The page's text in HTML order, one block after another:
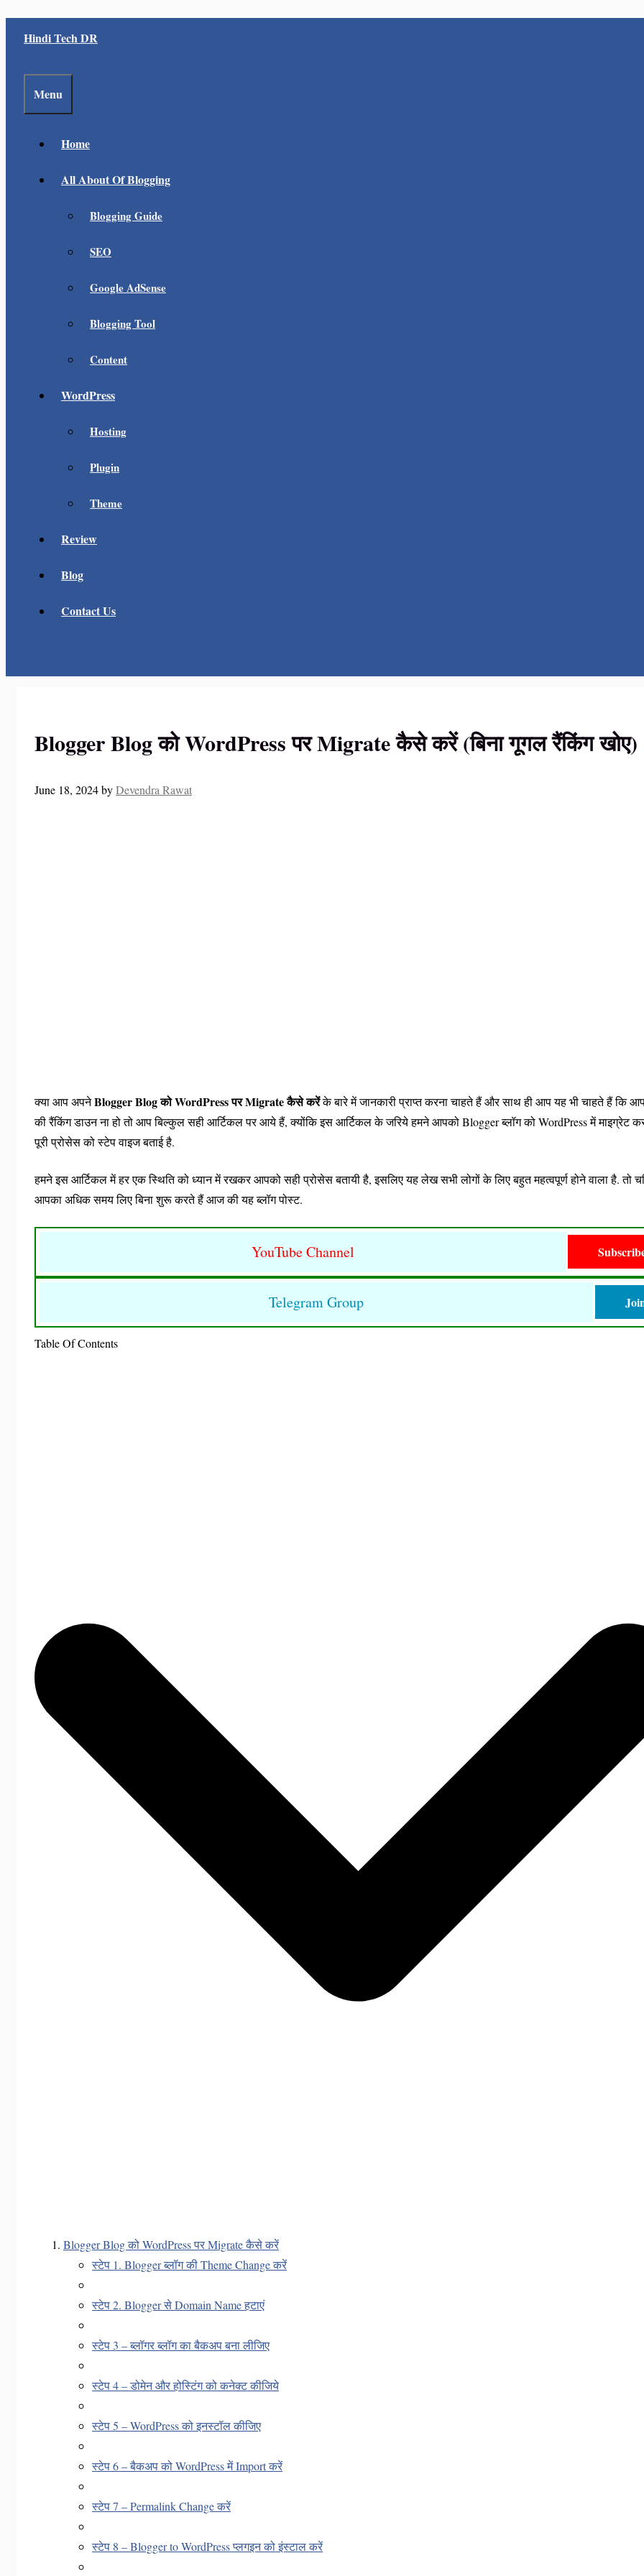
Hindi Tech DR
Menu
Home
All About Of Blogging
Blogging Guide
SEO
Google AdSense
Blogging Tool
Content
WordPress
Hosting
Plugin
Theme
Review
Blog
Contact Us
Blogger Blog को WordPress पर Migrate कैसे करें (बिना गूगल रैंकिंग खोए)
June 18, 2024byDevendra Rawat
क्या आप अपनेBlogger Blog को WordPress पर Migrate कैसे करेंके बारे में जानकारी प्राप्त करना चाहते हैं और साथ ही आप यह भी चाहते हैं कि
की रैंकिंग डाउन ना हो तो आप बिल्कुल सही आर्टिकल पर आये हैं, क्योंकि इस आर्टिकल के जरिये हमने आपको Blogger ब्लॉग को WordPress में माइग्रेट
पूरी प्रोसेस को स्टेप वाइज बताई है.
हमने इस आर्टिकल में हर एक स्थिति को ध्यान में रखकर आपको सही प्रोसेस बतायी है, इसलिए यह लेख सभी लोगों के लिए बहुत महत्वपूर्ण होने वाला है. तो
आपका अधिक समय लिए बिना शुरू करते हैं आज की यह ब्लॉग पोस्ट.
YouTube Channel
Telegram Group
Table Of Contents
Blogger Blog को WordPress पर Migrate कैसे करें
स्टेप 1. Blogger ब्लॉग की Theme Change करें
स्टेप 2. Blogger से Domain Name हटाएं
स्टेप 3 – ब्लॉगर ब्लॉग का बैकअप बना लीजिए
स्टेप 4 – डोमेन और होस्टिंग को कनेक्ट कीजिये
स्टेप 5 – WordPress को इनस्टॉल कीजिए
स्टेप 6 – बैकअप को WordPress में Import करें
स्टेप 7 – Permalink Change करें
स्टेप 8 – Blogger to WordPress प्लगइन को इंस्टाल करें